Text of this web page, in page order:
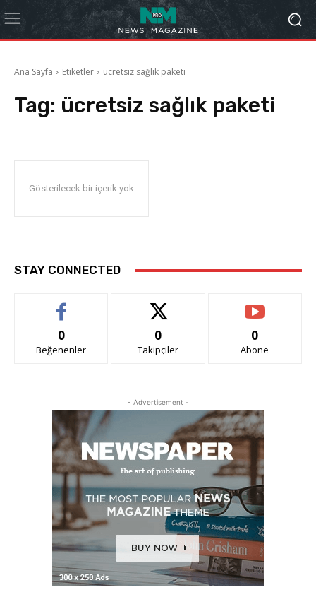
Ana Sayfa Etiketler ücretsiz sağlık paketi
Tag: ücretsiz sağlık paketi
Gösterilecek bir içerik yok
STAY CONNECTED
0
Beğenenler
0
Takipçiler
0
Abone
- Advertisement -